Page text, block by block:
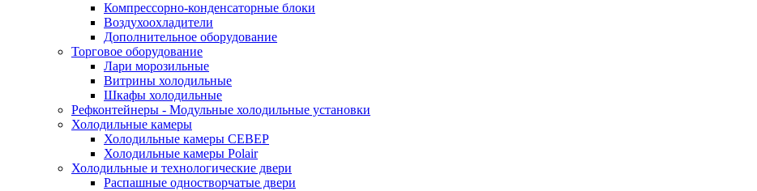
Компрессорно-конденсаторные блоки
Воздухоохладители
Дополнительное оборудование
Торговое оборудование
Лари морозильные
Витрины холодильные
Шкафы холодильные
Рефконтейнеры - Модульные холодильные установки
Холодильные камеры
Холодильные камеры СЕВЕР
Холодильные камеры Polair
Холодильные и технологические двери
Распашные одностворчатые двери